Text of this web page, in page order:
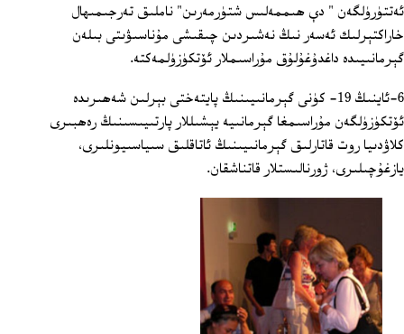
ئەتتۈرۈلگەن " دﯤ ھىممەلىس شتۈرمەرىن" ناملىق تەرجىمىھال
خاراكتېرلىك ئەسەر نىڭ نەشىردىن چىقىشى مۇناسىۋىتى بىلەن
گېرمانىيىدە داغدۇغۇلۇق مۇراسىملار ئۆتكۈزۈلمەكتە.
6‏-ئاينىڭ 19‏- كۈنى گېرمانىيىنىڭ پايتەختى بېرلىن شەھىرىدە
ئۆتكۈزۈلگەن مۇراسىمغا گېرمانىيە يېشىللار پارتىيىسىنىڭ رەھبىرى
كلاۋدىيا روت قاتارلىق گېرمانىيىنىڭ ئاتاقلىق سىياسىيونلىرى،
يازغۇچىلىرى، ژورنالىستلار قاتناشقان.